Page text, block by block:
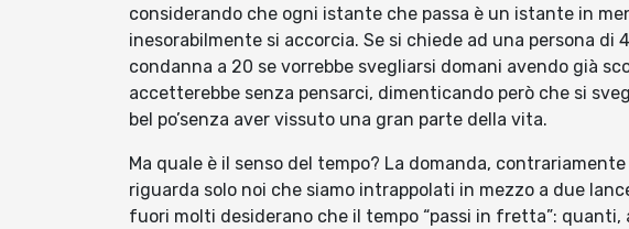
considerando che ogni istante che passa è un istante in
inesorabilmente si accorcia. Se si chiede ad una persona di
condanna a 20 se vorrebbe svegliarsi domani avendo già
accetterebbe senza pensarci, dimenticando però che si
bel po’senza aver vissuto una gran parte della vita.
Ma quale è il senso del tempo? La domanda,
riguarda solo noi che siamo intrappolati in mezzo a due
fuori molti desiderano che il tempo “passi in fretta”: